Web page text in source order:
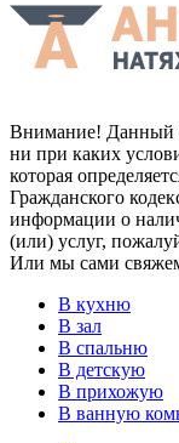
Внимание! Данный
ни при каких
которая
Гражданского
информации о
(или) услуг,
Или мы сами
В кухню
В зал
В спальню
В детскую
В прихожую
В ванную